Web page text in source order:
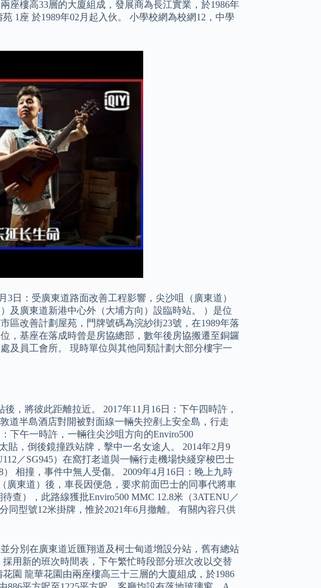
座樓高33層的大廈組成，發展商為長江實業，於1986年
1座 於1989年02月起入伙。 小學校網為校網12，中學
日：受廣東道路面改善工程影響，尖沙咀（廣東道）
及廣東道新港中心外（大埔方向）設臨時站。 ）是位
區改善計劃屋苑，門牌號碼為浣紗街23號，在1989年落
，基座在落成時曾是房協總部，數年後房協搬遷至銅鑼
及員工會所。 現時單位與其他同類計劃大部分樓宇一
，將彼此距離拉近。 2017年11月16日：下午四時許，
道半島酒店對開被對面線一輛失控剷上安全島，行走
下午一時許，一輛往尖沙咀方向的Enviro500
貼，倒後鏡撞跌站牌，擊中一名女途人。 2014年2月9
／SG945）在窩打老道與一輛行走機場快綫穿梭巴士
相撞，事件中無人受傷。 2009年4月16日：晚上九時
廣東道）後，車長因便急，要求前面巴士的同事代將車
查），此路線獲批Enviro500 MMC 12.8米（3ATENU／
同型號12米掛牌，惟於2021年6月撤離。 有關內容只供
分別在廣東道近匯翔道及柯士甸道增設分站，舊有總站
用新的班次時間表，下午繁忙時段部分班次改以交替
園 龍華花園由兩座樓高三十三層的大廈組成，於1986